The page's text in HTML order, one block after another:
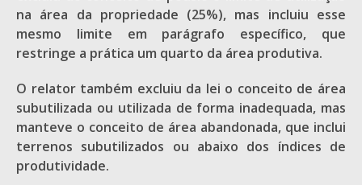
na área da propriedade (25%), mas incluiu esse
mesmo limite em parágrafo específico, que
restringe a prática um quarto da área produtiva.
O relator também excluiu da lei o conceito de área
subutilizada ou utilizada de forma inadequada, mas
manteve o conceito de área abandonada, que inclui
terrenos subutilizados ou abaixo dos índices de
produtividade.